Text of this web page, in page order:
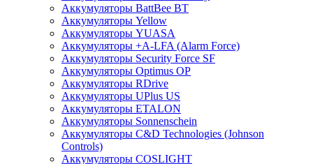
Аккумуляторы BattBee BT
Аккумуляторы Yellow
Аккумуляторы YUASA
Аккумуляторы +A-LFA (Alarm Force)
Аккумуляторы Security Force SF
Аккумуляторы Optimus OP
Аккумуляторы RDrive
Аккумуляторы UPlus US
Аккумуляторы ETALON
Аккумуляторы Sonnenschein
Аккумуляторы С&D Technologies (Johnson
Controls)
Аккумуляторы COSLIGHT